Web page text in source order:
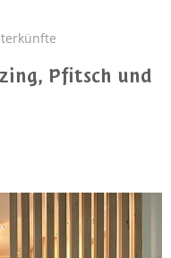
Pfitsch und